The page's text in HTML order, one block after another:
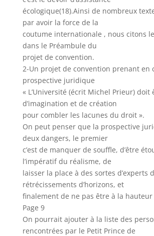
écologique(18).Ainsi de nombreux
par avoir la force de la
coutume internationale , nous citons
dans le Préambule du
projet de convention.
2-Un projet de convention prenant en
prospective juridique
« L’Université (écrit Michel Prieur) doit
d’imagination et de création
pour combler les lacunes du droit ».
On peut penser que la prospective
deux dangers, le premier
c’est de manquer de souffle, d’être
l’impératif du réalisme, de
laisser la place à des sortes d’experts
rétrécissements d’horizons, et
finalement de ne pas être à la hauteur
Page 9
On pourrait ajouter à la liste des
rencontrées par le Petit Prince de